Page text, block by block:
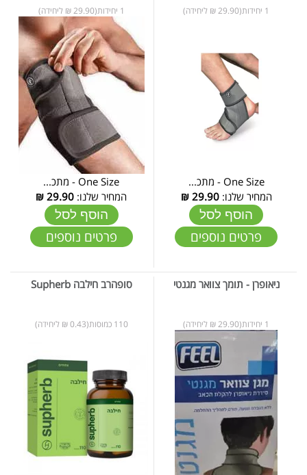
1 יחידות(29.90 ₪ ליחידה)
One Size - מתכ...
המחיר שלנו:29.90
₪
הוסף לסל
פרטים נוספים
1 יחידות(29.90 ₪ ליחידה)
One Size - מתכ...
המחיר שלנו: 29.90
₪
הוסף לסל
פרטים נוספים
ניאופרן - תומך צוואר מגנטי
1 יחידות(29.90 ₪ ליחידה)
סופהרב חילבה Supherb
110 כמוסות(0.43 ₪ ליחידה)